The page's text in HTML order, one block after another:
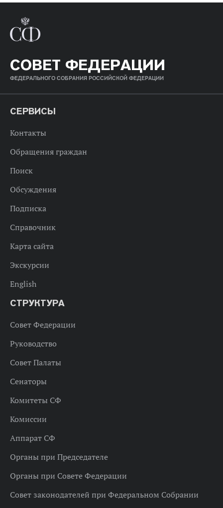
СОВЕТ ФЕДЕРАЦИИ
ФЕДЕРАЛЬНОГО СОБРАНИЯ РОССИЙСКОЙ ФЕДЕРАЦИИ
СЕРВИСЫ
Контакты
Обращения граждан
Поиск
Обсуждения
Подписка
Справочник
Карта сайта
Экскурсии
English
СТРУКТУРА
Совет Федерации
Руководство
Совет Палаты
Сенаторы
Комитеты СФ
Комиссии
Аппарат СФ
Органы при Председателе
Органы при Совете Федерации
Совет законодателей при Федеральном Собрании